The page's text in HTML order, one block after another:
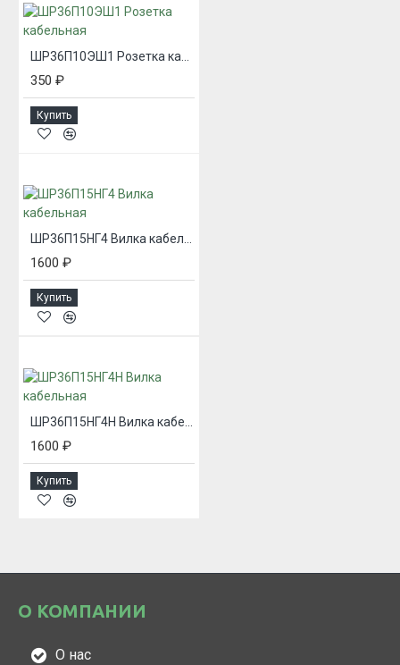
350 ₽
Купить
ШР36П15НГ4 Вилка кабельная
1600 ₽
Купить
ШР36П15НГ4Н Вилка кабельная
1600 ₽
Купить
О КОМПАНИИ
О нас